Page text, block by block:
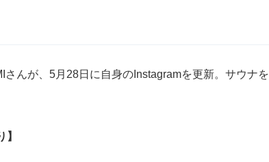
んが、5月28日に自身のInstagramを更新。サウナを